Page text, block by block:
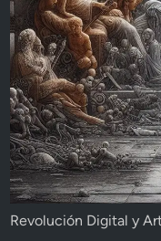
Revolución Digital y